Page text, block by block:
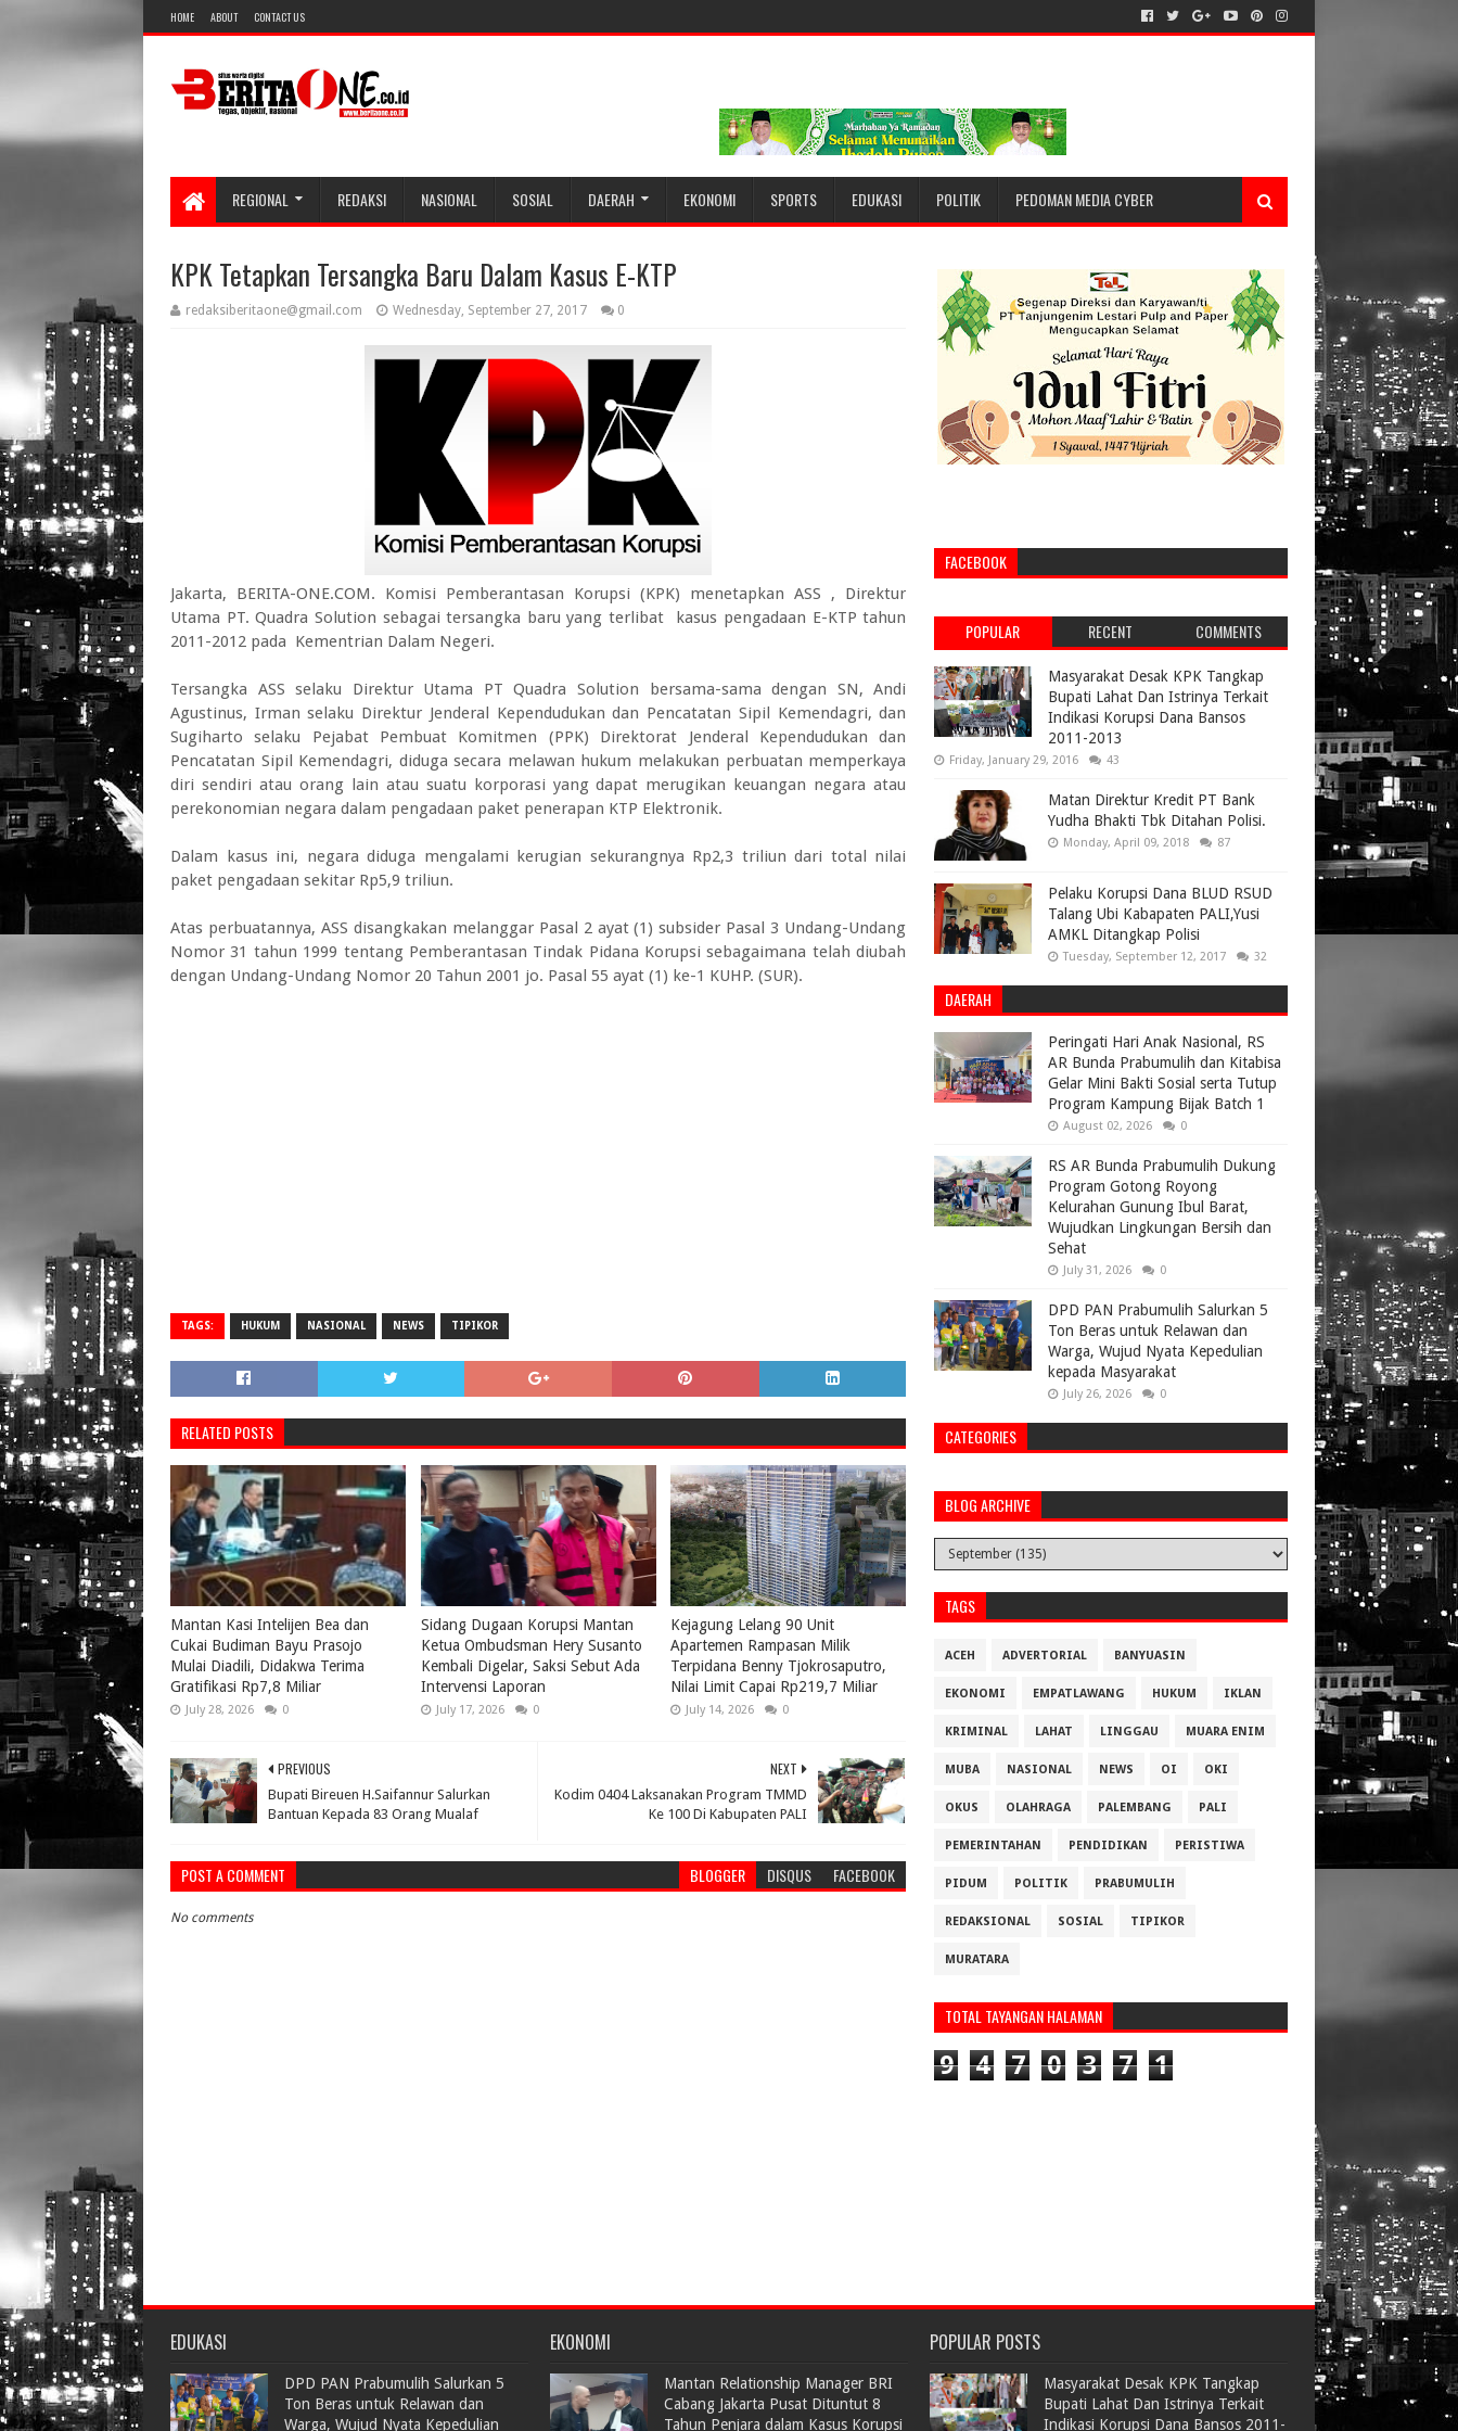
HOME ABOUT CONTACT US
REGIONAL REDAKSI NASIONAL SOSIAL DAERAH EKONOMI SPORTS EDUKASI POLITIK PEDOMAN MEDIA CYBER
KPK Tetapkan Tersangka Baru Dalam Kasus E-KTP
redaksiberitaone@gmail.com Wednesday, September 27, 2017 0
Jakarta, BERITA-ONE.COM. Komisi Pemberantasan Korupsi (KPK) menetapkan ASS , Direktur
Utama PT. Quadra Solution sebagai tersangka baru yang terlibat kasus pengadaan E-KTP tahun
2011-2012 pada Kementrian Dalam Negeri.
Tersangka ASS selaku Direktur Utama PT Quadra Solution bersama-sama dengan SN, Andi
Agustinus, Irman selaku Direktur Jenderal Kependudukan dan Pencatatan Sipil Kemendagri, dan
Sugiharto selaku Pejabat Pembuat Komitmen (PPK) Direktorat Jenderal Kependudukan dan
Pencatatan Sipil Kemendagri, diduga secara melawan hukum melakukan perbuatan memperkaya
diri sendiri atau orang lain atau suatu korporasi yang dapat merugikan keuangan negara atau
perekonomian negara dalam pengadaan paket penerapan KTP Elektronik.
Dalam kasus ini, negara diduga mengalami kerugian sekurangnya Rp2,3 triliun dari total nilai
paket pengadaan sekitar Rp5,9 triliun.
Atas perbuatannya, ASS disangkakan melanggar Pasal 2 ayat (1) subsider Pasal 3 Undang-Undang
Nomor 31 tahun 1999 tentang Pemberantasan Tindak Pidana Korupsi sebagaimana telah diubah
dengan Undang-Undang Nomor 20 Tahun 2001 jo. Pasal 55 ayat (1) ke-1 KUHP. (SUR).
TAGS: HUKUM NASIONAL NEWS TIPIKOR
RELATED POSTS
Mantan Kasi Intelijen Bea dan
Cukai Budiman Bayu Prasojo
Mulai Diadili, Didakwa Terima
Gratifikasi Rp7,8 Miliar
July 28, 2026 0
Sidang Dugaan Korupsi Mantan
Ketua Ombudsman Hery Susanto
Kembali Digelar, Saksi Sebut Ada
Intervensi Laporan
July 17, 2026 0
Kejagung Lelang 90 Unit
Apartemen Rampasan Milik
Terpidana Benny Tjokrosaputro,
Nilai Limit Capai Rp219,7 Miliar
July 14, 2026 0
NEXT
Kodim 0404 Laksanakan Program TMMD
Ke 100 Di Kabupaten PALI
PREVIOUS
Bupati Bireuen H.Saifannur Salurkan
Bantuan Kepada 83 Orang Mualaf
POST A COMMENT BLOGGER DISQUS FACEBOOK
No comments
FACEBOOK
POPULAR RECENT COMMENTS
Masyarakat Desak KPK Tangkap
Bupati Lahat Dan Istrinya Terkait
Indikasi Korupsi Dana Bansos
2011-2013
Friday, January 29, 2016 43
Matan Direktur Kredit PT Bank
Yudha Bhakti Tbk Ditahan Polisi.
Monday, April 09, 2018 87
Pelaku Korupsi Dana BLUD RSUD
Talang Ubi Kabapaten PALI,Yusi
AMKL Ditangkap Polisi
Tuesday, September 12, 2017 32
DAERAH
Peringati Hari Anak Nasional, RS
AR Bunda Prabumulih dan Kitabisa
Gelar Mini Bakti Sosial serta Tutup
Program Kampung Bijak Batch 1
August 02, 2026 0
RS AR Bunda Prabumulih Dukung
Program Gotong Royong
Kelurahan Gunung Ibul Barat,
Wujudkan Lingkungan Bersih dan
Sehat
July 31, 2026 0
DPD PAN Prabumulih Salurkan 5
Ton Beras untuk Relawan dan
Warga, Wujud Nyata Kepedulian
kepada Masyarakat
July 26, 2026 0
CATEGORIES
BLOG ARCHIVE
TAGS
ACEH ADVERTORIAL BANYUASIN
EKONOMI EMPATLAWANG HUKUM IKLAN
KRIMINAL LAHAT LINGGAU MUARA ENIM
MUBA NASIONAL NEWS OI OKI
OKUS OLAHRAGA PALEMBANG PALI
PEMERINTAHAN PENDIDIKAN PERISTIWA
PIDUM POLITIK PRABUMULIH
REDAKSIONAL SOSIAL TIPIKOR
MURATARA
TOTAL TAYANGAN HALAMAN
9 4 7 0 3 7 1
EDUKASI
DPD PAN Prabumulih Salurkan 5
Ton Beras untuk Relawan dan
Warga, Wujud Nyata Kepedulian
EKONOMI
Mantan Relationship Manager BRI
Cabang Jakarta Pusat Dituntut 8
Tahun Penjara dalam Kasus Korupsi
POPULAR POSTS
Masyarakat Desak KPK Tangkap
Bupati Lahat Dan Istrinya Terkait
Indikasi Korupsi Dana Bansos 2011-